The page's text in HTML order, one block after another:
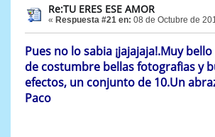
Re:TU ERES ESE AMOR
« Respuesta #21 en: 08 de Octubre de
Pues no lo sabia ¡jajajaja!.Muy
de costumbre bellas fotografias y
efectos, un conjunto de 10.Un
Paco